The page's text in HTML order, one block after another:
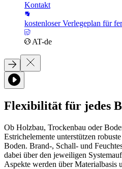
Kontakt
kostenloser Verlegeplan für
AT-de
Flexibilität für jedes
Ob Holzbau, Trockenbau oder
Estrichelemente unterstützen
Boden. Brand-, Schall- und
dabei über den jeweiligen
Aspekte werden über Materialbasis